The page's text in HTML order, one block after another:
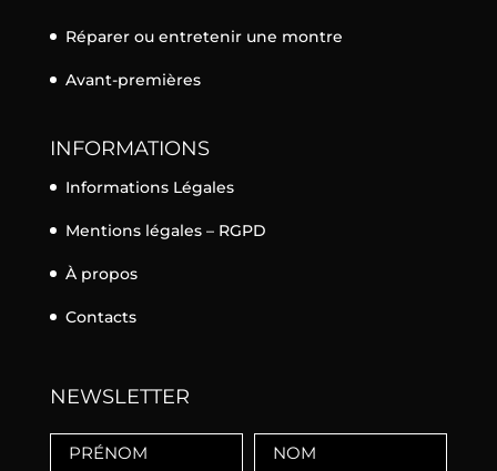
Réparer ou entretenir une montre
Avant-premières
INFORMATIONS
Informations Légales
Mentions légales – RGPD
À propos
Contacts
NEWSLETTER